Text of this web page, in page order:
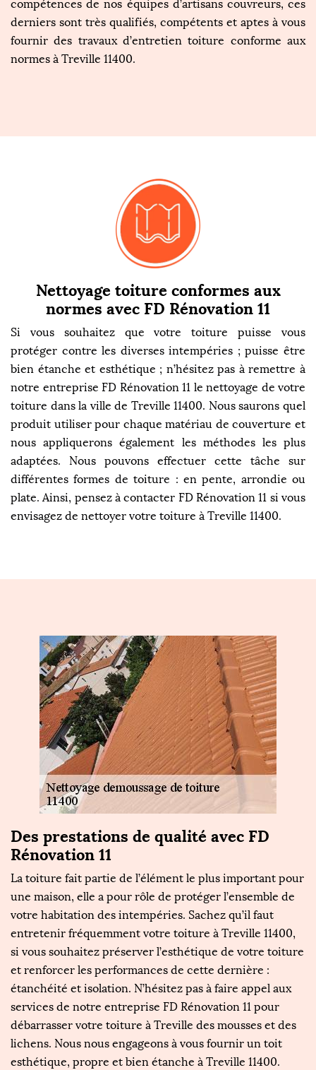
compétences de nos équipes d’artisans couvreurs, ces
derniers sont très qualifiés, compétents et aptes à vous
fournir des travaux d’entretien toiture conforme aux
normes à Treville 11400.
Nettoyage toiture conformes aux
normes avec FD Rénovation 11
Si vous souhaitez que votre toiture puisse vous
protéger contre les diverses intempéries ; puisse être
bien étanche et esthétique ; n’hésitez pas à remettre à
notre entreprise FD Rénovation 11 le nettoyage de votre
toiture dans la ville de Treville 11400. Nous saurons quel
produit utiliser pour chaque matériau de couverture et
nous appliquerons également les méthodes les plus
adaptées. Nous pouvons effectuer cette tâche sur
différentes formes de toiture : en pente, arrondie ou
plate. Ainsi, pensez à contacter FD Rénovation 11 si vous
envisagez de nettoyer votre toiture à Treville 11400.
Des prestations de qualité avec FD
Rénovation 11
La toiture fait partie de l’élément le plus important pour
une maison, elle a pour rôle de protéger l’ensemble de
votre habitation des intempéries. Sachez qu’il faut
entretenir fréquemment votre toiture à Treville 11400,
si vous souhaitez préserver l’esthétique de votre toiture
et renforcer les performances de cette dernière :
étanchéité et isolation. N’hésitez pas à faire appel aux
services de notre entreprise FD Rénovation 11 pour
débarrasser votre toiture à Treville des mousses et des
lichens. Nous nous engageons à vous fournir un toit
esthétique, propre et bien étanche à Treville 11400.